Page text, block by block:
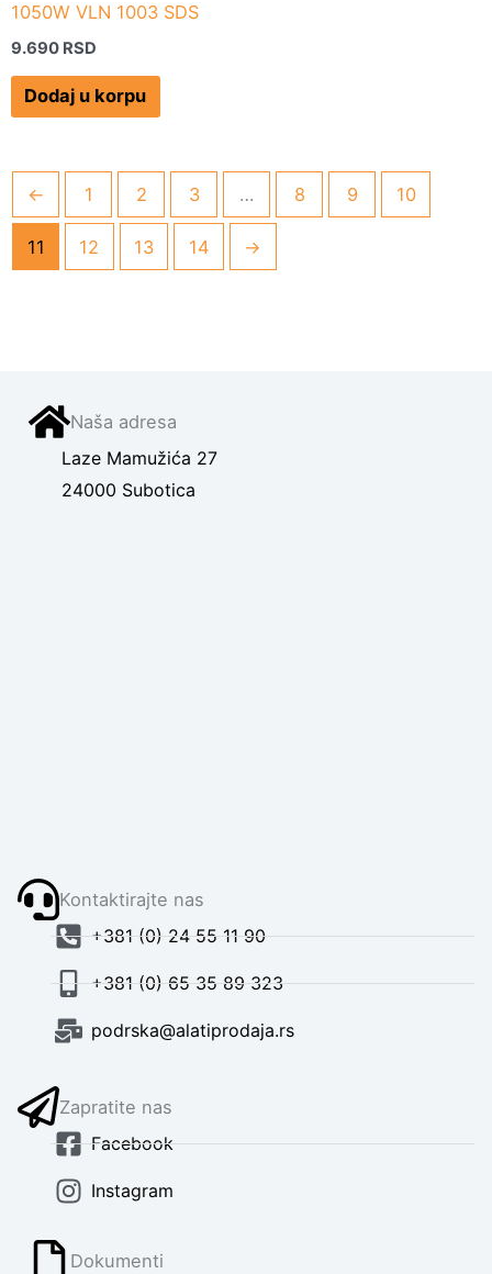
1050W VLN 1003 SDS
9.690 RSD
Dodaj u korpu
← 1 2 3 … 8 9 10
11 12 13 14 →
Naša adresa
Laze Mamužića 27
24000 Subotica
Kontaktirajte nas
+381 (0) 24 55 11 90
+381 (0) 65 35 89 323
podrska@alatiprodaja.rs
Zapratite nas
Facebook
Instagram
Dokumenti